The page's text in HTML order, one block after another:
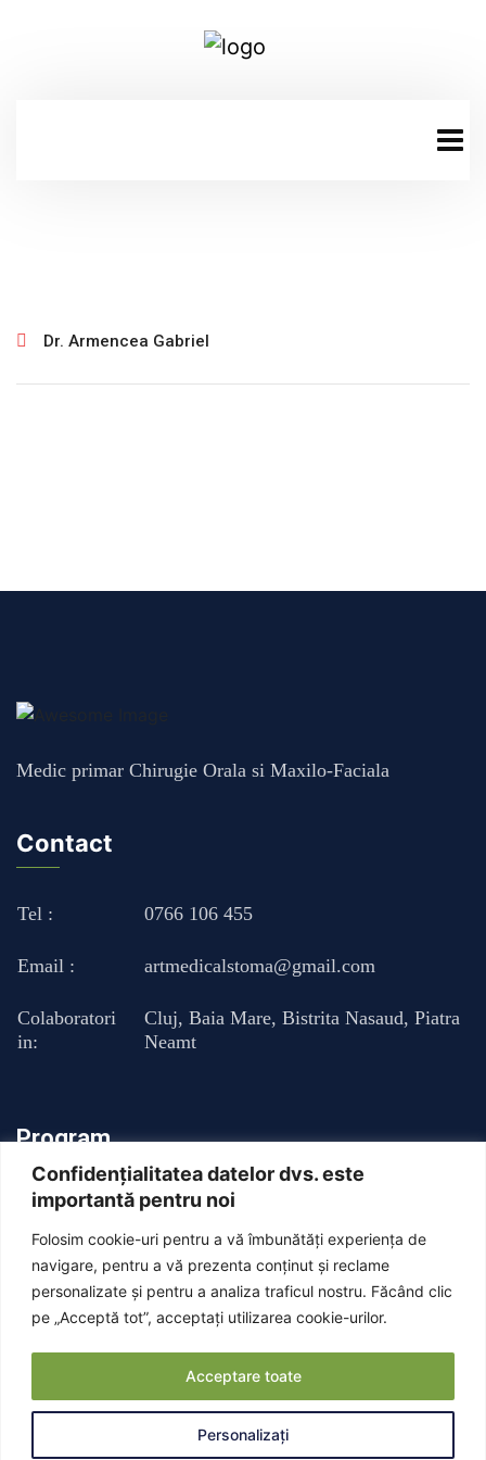
Confidențialitatea datelor dvs. este
importantă pentru noi
Folosim cookie-uri pentru a vă îmbunătăți experiența de
navigare, pentru a vă prezenta conținut și reclame
personalizate și pentru a analiza traficul nostru. Făcând clic
pe „Acceptă tot”, acceptați utilizarea cookie-urilor.
Personalizați
Acceptare toate
Dr. Armencea Gabriel
Medic primar Chirugie Orala si Maxilo-Faciala
Contact
Tel : 0766 106 455
Email : artmedicalstoma@gmail.com
Colaboratori
in:
Cluj, Baia Mare, Bistrita Nasaud, Piatra
Neamt
Program
Luni - Vineri : 13:00 - 20:00
Sambata: Inchis
Duminica: Inchis
© Copyright Dr. Armencea Gabriel 2025 . All right